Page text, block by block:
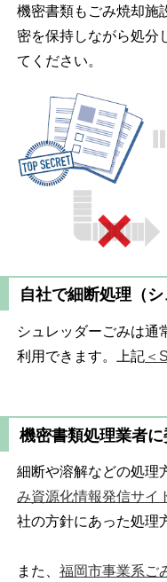
機密書類もごみ焼却施
密を保持しながら処分
てください。
自社で細断処理（シ
シュレッダーごみは通
利用できます。上記 ＜
機密書類処理業者に
細断や溶解などの処理
み資源化情報発信サイ
社の方針にあった処理
また、福岡市事業系ご